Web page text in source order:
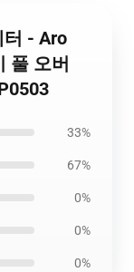
- Aro
풀 오버
33%
67%
0%
0%
0%